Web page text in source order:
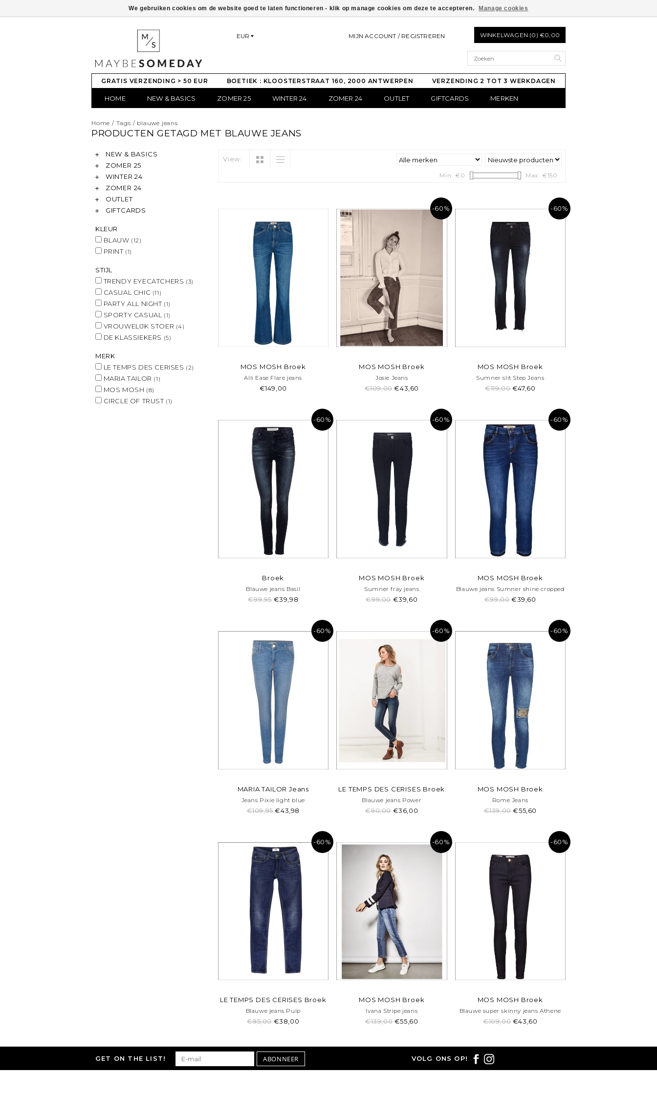
EUR MIJN ACCOUNT / REGISTREREN WINKELWAGEN (0) €0,00
GRATIS VERZENDING > 50 EUR BOETIEK : KLOOSTERSTRAAT 160, 2000 ANTWERPEN VERZENDING 2 TOT 3 WERKDAGEN
HOME NEW & BASICS ZOMER 25 WINTER 24 ZOMER 24 OUTLET GIFTCARDS MERKEN
Home / Tags / blauwe jeans
PRODUCTEN GETAGD MET BLAUWE JEANS
NEW & BASICS
ZOMER 25
WINTER 24
ZOMER 24
OUTLET
GIFTCARDS
KLEUR
BLAUW (12)
PRINT (1)
STIJL
TRENDY EYECATCHERS (3)
CASUAL CHIC (11)
PARTY ALL NIGHT (1)
SPORTY CASUAL (1)
VROUWELIJK STOER (4)
DE KLASSIEKERS (5)
MERK
LE TEMPS DES CERISES (2)
MARIA TAILOR (1)
MOS MOSH (8)
CIRCLE OF TRUST (1)
View:
Min: € 0 Max: €150
MOS MOSH Broek
Alli Ease Flare jeans
€149,00
-60%
MOS MOSH Broek
Josie Jeans
€109,00€43,60
-60%
MOS MOSH Broek
Sumner slit Step Jeans
€119,00 €47,60
-60%
Broek
Blauwe jeans Basil
€99,95€39,98
-60%
MOS MOSH Broek
Sumner fray jeans
€99,00€39,60
-60%
MOS MOSH Broek
Blauwe jeans Sumner shine cropped
€99,00€39,60
-60%
MARIA TAILOR Jeans
Jeans Pixie light blue
€109,95€43,98
-60%
LE TEMPS DES CERISES Broek
Blauwe jeans Power
€90,00€36,00
-60%
MOS MOSH Broek
Rome Jeans
€139,00€55,60
-60%
LE TEMPS DES CERISES Broek
Blauwe jeans Pulp
€95,00€38,00
-60%
MOS MOSH Broek
Ivana Stripe jeans
€139,00 €55,60
-60%
MOS MOSH Broek
Blauwe super skinny jeans Athene
€109,00 €43,60
We gebruiken cookies om de website goed te laten functioneren - klik op manage cookies om deze te accepteren. Manage cookies
GET ON THE LIST! ABONNEER VOLG ONS OP!